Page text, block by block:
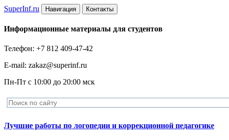
SuperInf.ru Навигация Контакты
Информационные материалы для студентов
Телефон: +7 812 409-47-42
E-mail: zakaz@superinf.ru
Пн-Пт с 10:00 до 20:00 мск
Лучшие работы по логопедии и коррекционной педагогике